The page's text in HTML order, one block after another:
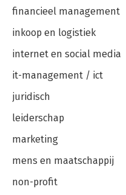
financieel management
inkoop en logistiek
internet en social media
it-management / ict
juridisch
leiderschap
marketing
mens en maatschappij
non-profit